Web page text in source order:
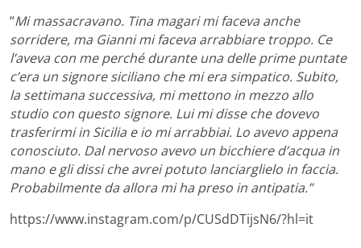
“Mi massacravano. Tina magari mi faceva anche
sorridere, ma Gianni mi faceva arrabbiare troppo. Ce
l’aveva con me perché durante una delle prime puntate
c’era un signore siciliano che mi era simpatico. Subito,
la settimana successiva, mi mettono in mezzo allo
studio con questo signore. Lui mi disse che dovevo
trasferirmi in Sicilia e io mi arrabbiai. Lo avevo appena
conosciuto. Dal nervoso avevo un bicchiere d’acqua in
mano e gli dissi che avrei potuto lanciarglielo in faccia.
Probabilmente da allora mi ha preso in antipatia.”
https://www.instagram.com/p/CUSdDTijsN6/?hl=it